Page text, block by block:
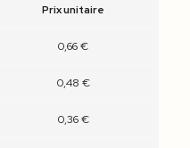
Prix unitaire
0,66 €
0,48 €
0,36 €